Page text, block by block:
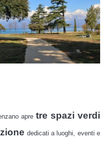
apre tre spazi verdi
dedicati a luoghi, eventi e